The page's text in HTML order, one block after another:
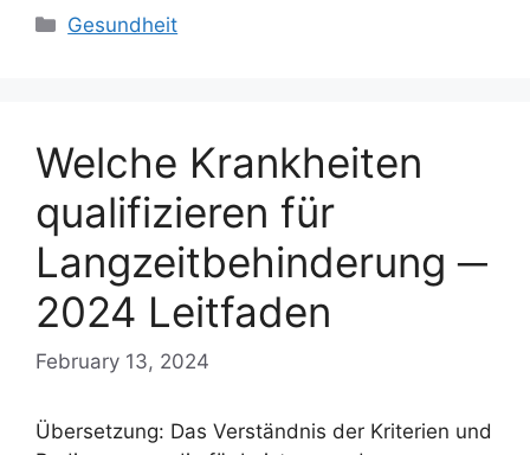
Categories
Gesundheit
Welche Krankheiten
qualifizieren für
Langzeitbehinderung ─
2024 Leitfaden
February 13, 2024
Übersetzung: Das Verständnis der Kriterien und